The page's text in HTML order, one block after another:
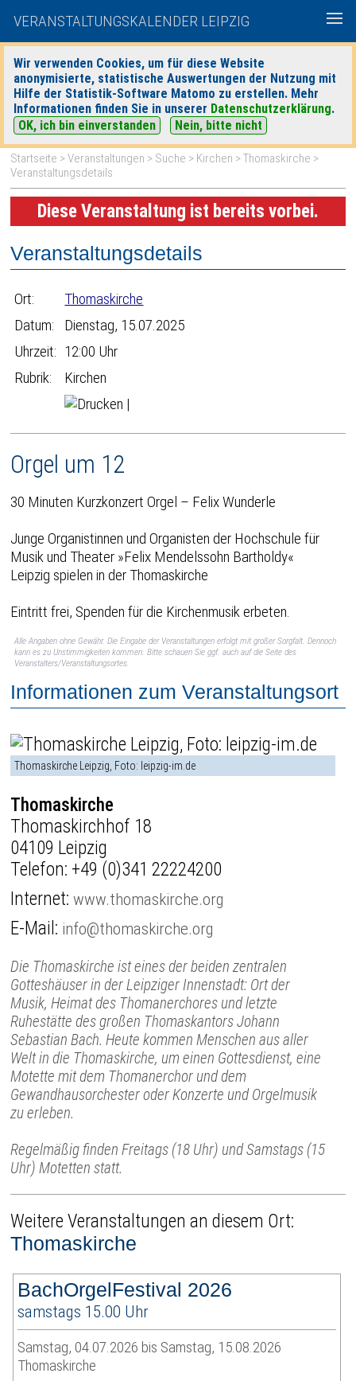
VERANSTALTUNGSKALENDER LEIPZIG
Wir verwenden Cookies, um für diese Website
anonymisierte, statistische Auswertungen der Nutzung mit
Hilfe der Statistik-Software Matomo zu erstellen. Mehr
Informationen finden Sie in unserer Datenschutzerklärung.
OK, ich bin einverstanden
Nein, bitte nicht
heute|morgen| Detaillierte Suche
Startseite >Veranstaltungen > Suche > Kirchen >Thomaskirche >
Veranstaltungsdetails
Diese Veranstaltung ist bereits vorbei.
Veranstaltungsdetails
Ort:
Thomaskirche
Datum:
Dienstag, 15.07.2025
Uhrzeit: 12:00 Uhr
Rubrik:
Kirchen
|
Orgel um 12
30 Minuten Kurzkonzert Orgel – Felix Wunderle
Junge Organistinnen und Organisten der Hochschule für
Musik und Theater »Felix Mendelssohn Bartholdy«
Leipzig spielen in der Thomaskirche
Eintritt frei, Spenden für die Kirchenmusik erbeten.
Alle Angaben ohne Gewähr. Die Eingabe der Veranstaltungen erfolgt mit großer Sorgfalt. Dennoch
kann es zu Unstimmigkeiten kommen. Bitte schauen Sie ggf. auch auf die Seite des
Veranstalters/Veranstaltungsortes.
Informationen zum Veranstaltungsort
Thomaskirche Leipzig, Foto: leipzig-im.de
Thomaskirche
Thomaskirchhof 18
04109 Leipzig
Telefon: +49 (0)341 22224200
Internet:www.thomaskirche.org
E-Mail: info@thomaskirche.org
Die Thomaskirche ist eines der beiden zentralen
Gotteshäuser in der Leipziger Innenstadt: Ort der
Musik, Heimat des Thomanerchores und letzte
Ruhestätte des großen Thomaskantors Johann
Sebastian Bach. Heute kommen Menschen aus aller
Welt in die Thomaskirche, um einen Gottesdienst, eine
Motette mit dem Thomanerchor und dem
Gewandhausorchester oder Konzerte und Orgelmusik
zu erleben.
Regelmäßig finden Freitags (18 Uhr) und Samstags (15
Uhr) Motetten statt.
Weitere Veranstaltungen an diesem Ort:
Thomaskirche
BachOrgelFestival 2026
samstags 15.00 Uhr
Samstag, 04.07.2026 bis Samstag, 15.08.2026
Thomaskirche